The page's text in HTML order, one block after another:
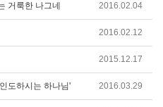
거룩한 나그네 2016.02.04
2016.02.12
2015.12.17
도하시는 하나님' 2016.03.29